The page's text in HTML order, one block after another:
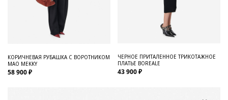
КОРИЧНЕВАЯ РУБАШКА С ВОРОТНИКОМ
МАО MEKKY
58 900 ₽
ЧЕРНОЕ ПРИТАЛЕННОЕ ТРИКОТАЖНОЕ
ПЛАТЬЕ BOREALE
43 900 ₽